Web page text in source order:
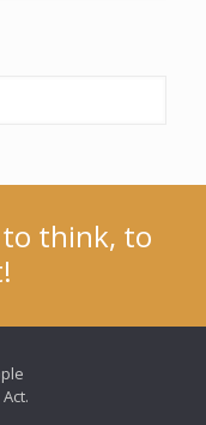
to think, to